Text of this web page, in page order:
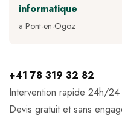
informatique
a Pont-en-Ogoz
+41 78 319 32 82
Intervention rapide 24h/24
Devis gratuit et sans